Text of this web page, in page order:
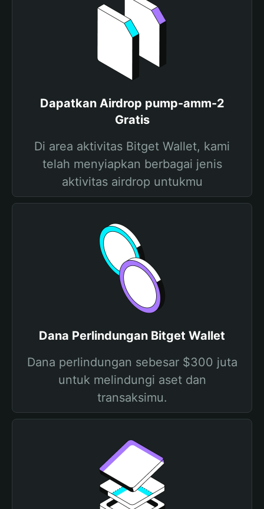
Dapatkan Airdrop pump-amm-2
Gratis
Di area aktivitas Bitget Wallet, kami
telah menyiapkan berbagai jenis
aktivitas airdrop untukmu
Dana Perlindungan Bitget Wallet
Dana perlindungan sebesar $300 juta
untuk melindungi aset dan
transaksimu.